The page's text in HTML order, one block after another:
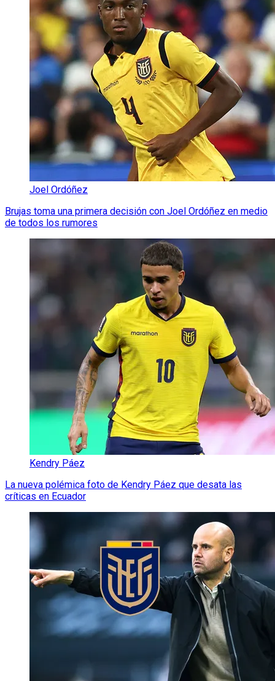
Joel Ordóñez
Brujas toma una primera decisión con Joel Ordóñez en medio
de todos los rumores
Kendry Páez
La nueva polémica foto de Kendry Páez que desata las
críticas en Ecuador